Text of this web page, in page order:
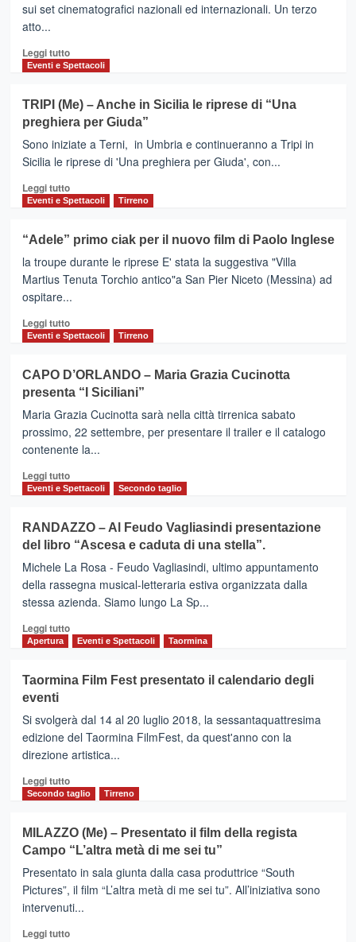
del
con
un
Placido
e
una
tv.
“Mi
vendo
ma
non
sono
pacco,
sono
una
sui set cinematografici nazionali ed internazionali. Un terzo
atto...
Leggi tuttoLeggi
di
I
nuovi
film
di
Guia
Jelo,
dalle
alle
magistrate.
“Nella
internazionali”
Eventi e Spettacoli
TRIPI (Me) – Anche in Sicilia le riprese di “Una
preghiera per Giuda”
Sono iniziate a Terni, in Umbria e continueranno a Tripi in
Sicilia le riprese di 'Una preghiera per Giuda', con...
Leggi tuttoLeggi
di
TRIPI
(Me)
–
in
Sicilia
le
“Una
preghiera
per
Giuda”
Eventi e Spettacoli Tirreno
“Adele” primo ciak per il nuovo film di Paolo Inglese
la troupe durante le riprese E' stata la suggestiva "Villa
Martius Tenuta Torchio antico"a San Pier Niceto (Messina) ad
ospitare...
Leggi tuttoLeggi
di
“Adele”
primo
ciak
per
il
nuovo
film
di
Eventi e Spettacoli Tirreno
CAPO D’ORLANDO – Maria Grazia Cucinotta
presenta “I Siciliani”
Maria Grazia Cucinotta sarà nella città tirrenica sabato
prossimo, 22 settembre, per presentare il trailer e il catalogo
contenente la...
Leggi tuttoLeggi
di
CAPO
D’ORLANDO
–
Grazia
Cucinotta
presenta
“I
Eventi e Spettacoli Secondo taglio
RANDAZZO – Al Feudo Vagliasindi presentazione
del libro “Ascesa e caduta di una stella”.
Michele La Rosa - Feudo Vagliasindi, ultimo appuntamento
della rassegna musical-letteraria estiva organizzata dalla
stessa azienda. Siamo lungo La Sp...
Leggi tuttoLeggi
RANDAZZO
Al
Feudo
Vagliasindi
presentazione
del
libro
caduta
di
una
Apertura Eventi e Spettacoli Taormina
Taormina Film Fest presentato il calendario degli
eventi
Si svolgerà dal 14 al 20 luglio 2018, la sessantaquattresima
edizione del Taormina FilmFest, da quest'anno con la
direzione artistica...
Leggi tuttoLeggi
di
Taormina
Film
Fest
presentato
il
calendario
degli
Secondo taglio Tirreno
MILAZZO (Me) – Presentato il film della regista
Campo “L’altra metà di me sei tu”
Presentato in sala giunta dalla casa produttrice “South
Pictures”, il film “L’altra metà di me sei tu”. All’iniziativa sono
intervenuti...
Leggi tuttoLeggi